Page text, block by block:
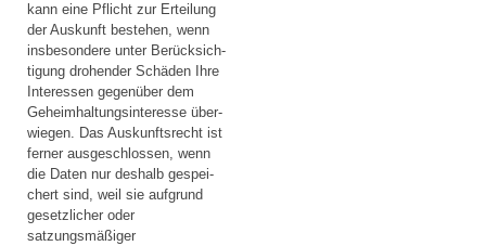
kann eine Pflicht zur Erteilung
der Auskunft bestehen, wenn
insbesondere unter Berücksich-
tigung drohender Schäden Ihre
Interessen gegenüber dem
Geheimhaltungsinteresse über-
wiegen. Das Auskunftsrecht ist
ferner ausgeschlossen, wenn
die Daten nur deshalb gespei-
chert sind, weil sie aufgrund
gesetzlicher oder
satzungsmäßiger